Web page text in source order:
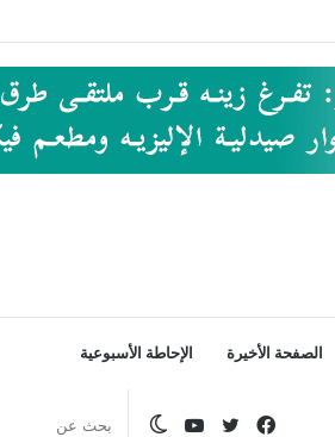
الصفحة الأخيرة الإحاطة الأسبوعية
الوضعيوتيوبتويتر
فيسبوك